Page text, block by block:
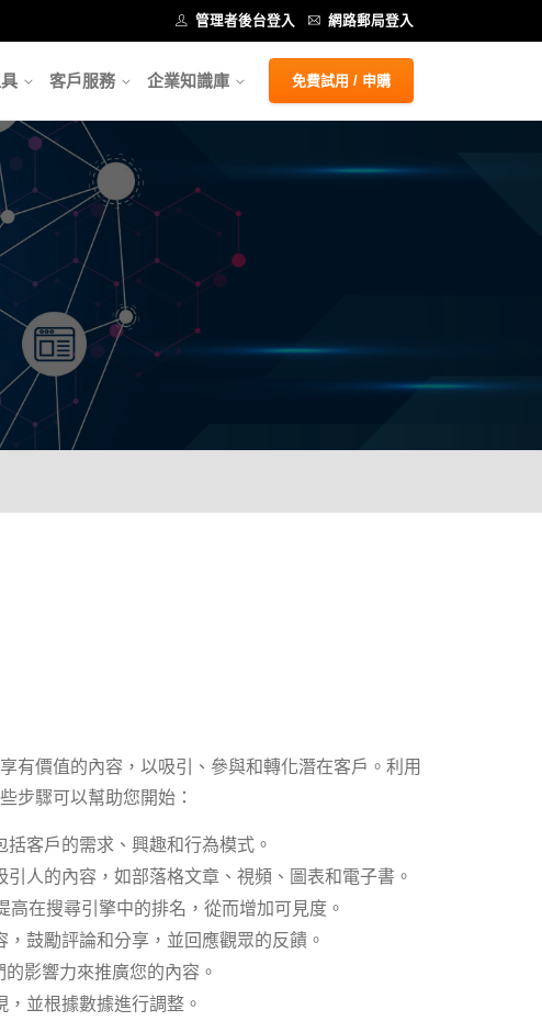
管理者後台登入 網路郵局登入
客戶服務 企業知識庫 免費試用 / 申購
有價值的內容，以吸引、參與和轉化潛在客戶。利用
步驟可以幫助您開始：
括客戶的需求、興趣和行為模式。
引人的內容，如部落格文章、視頻、圖表和電子書。
高在搜尋引擎中的排名，從而增加可見度。
，鼓勵評論和分享，並回應觀眾的反饋。
影響力來推廣您的內容。
，並根據數據進行調整。